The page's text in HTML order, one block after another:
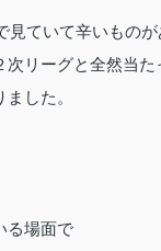
ていて辛いものが
リーグと全然当た
した。
る場面で